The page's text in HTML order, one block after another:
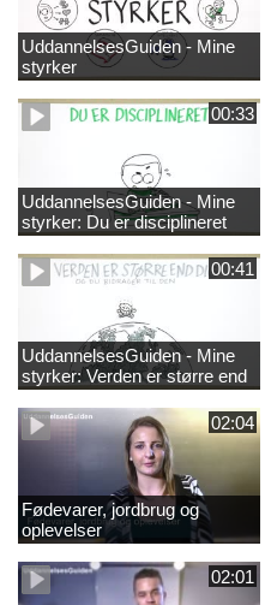
UddannelsesGuiden - Mine
styrker
00:33
UddannelsesGuiden - Mine
styrker: Du er disciplineret
00:41
UddannelsesGuiden - Mine
styrker: Verden er større end
dig og du bidrager til den
02:04
Fødevarer, jordbrug og
oplevelser
02:01